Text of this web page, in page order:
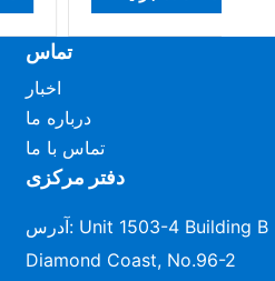
تماس
اخبار
درباره ما
تماس با ما
دفتر مرکزی
آدرس: Unit 1503-4 Building B
Diamond Coast, No.96-2